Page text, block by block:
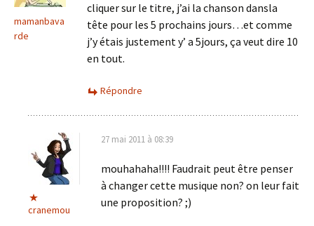
mamanbava
rde
cliquer sur le titre, j’ai la chanson dansla
tête pour les 5 prochains jours…et comme
j’y étais justement y’ a 5jours, ça veut dire 10
en tout.
Répondre
cranemou
27 mai 2011 à 08:39
mouhahaha!!!! Faudrait peut être penser
à changer cette musique non? on leur fait
une proposition? ;)